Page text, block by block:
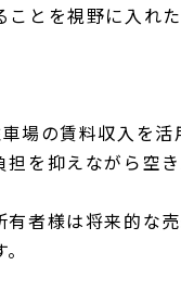
とを視野に入れ
場の賃料収入を
を抑えながら空
者様は将来的な